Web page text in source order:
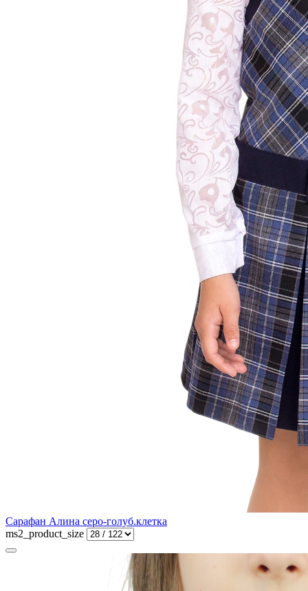
Сарафан Алина серо-голуб.клетка
ms2_product_size